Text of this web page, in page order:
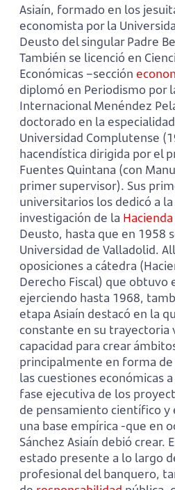
Asiaín, formado en los
economista por la
Deusto del singular Padre
También se licenció en
Económicas –sección
diplomó en Periodismo por
Internacional Menéndez
doctorado en la
Universidad Complutense
hacendística dirigida por el
Fuentes Quintana (con
primer supervisor). Sus
universitarios los dedicó a
investigación de la
Deusto, hasta que en 1958
Universidad de Valladolid.
oposiciones a cátedra
Derecho Fiscal) que obtuvo
ejerciendo hasta 1968,
etapa Asiaín destacó en la
constante en su trayectoria
capacidad para crear
principalmente en forma
las cuestiones económicas
fase ejecutiva de los
de pensamiento científico y
una base empírica -que en
Sánchez Asiaín debió crear.
estado presente a lo largo
profesional del banquero,